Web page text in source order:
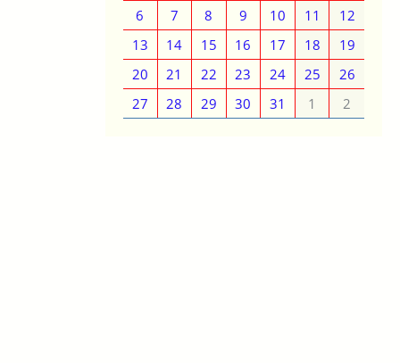
6
7 8 9 10 11
12
13
14 15 16 17 18
19
20
21 22 23 24 25
26
27
28 29 30 31 1 2